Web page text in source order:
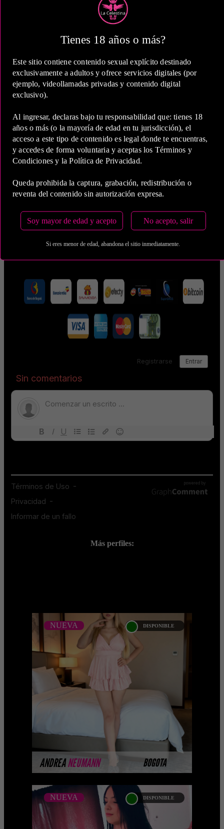
Tienes 18 años o más?
Este sitio contiene contenido sexual explícito destinado
exclusivamente a adultos y ofrece servicios digitales (por
ejemplo, videollamadas privadas y contenido digital
exclusivo).
Al ingresar, declaras bajo tu responsabilidad que: tienes 18
años o más (o la mayoría de edad en tu jurisdicción), el
acceso a este tipo de contenido es legal donde te encuentras,
y accedes de forma voluntaria y aceptas los Términos y
Condiciones y la Política de Privacidad.
Queda prohibida la captura, grabación, redistribución o
reventa del contenido sin autorización expresa.
Soy mayor de edad y acepto No acepto, salir
Si eres menor de edad, abandona el sitio inmediatamente.
1 Hora
COP 340,000.00
COP 500,000.00
5 Horas
Más perfiles:
ANDREANEUMANN BOGOTA
NUEVA DISPONIBLE
ANDREA NEUMANN
NUEVA
...Platinum Esta modelo pertenece a
nuestro Catálogo Privado Platinum.
Selección privada de modelos con un
nivel de belleza y perf ...
MÁS INFORMACIÓN
NUEVA DISPONIBLE
ANA MAZHARI
NUEVA